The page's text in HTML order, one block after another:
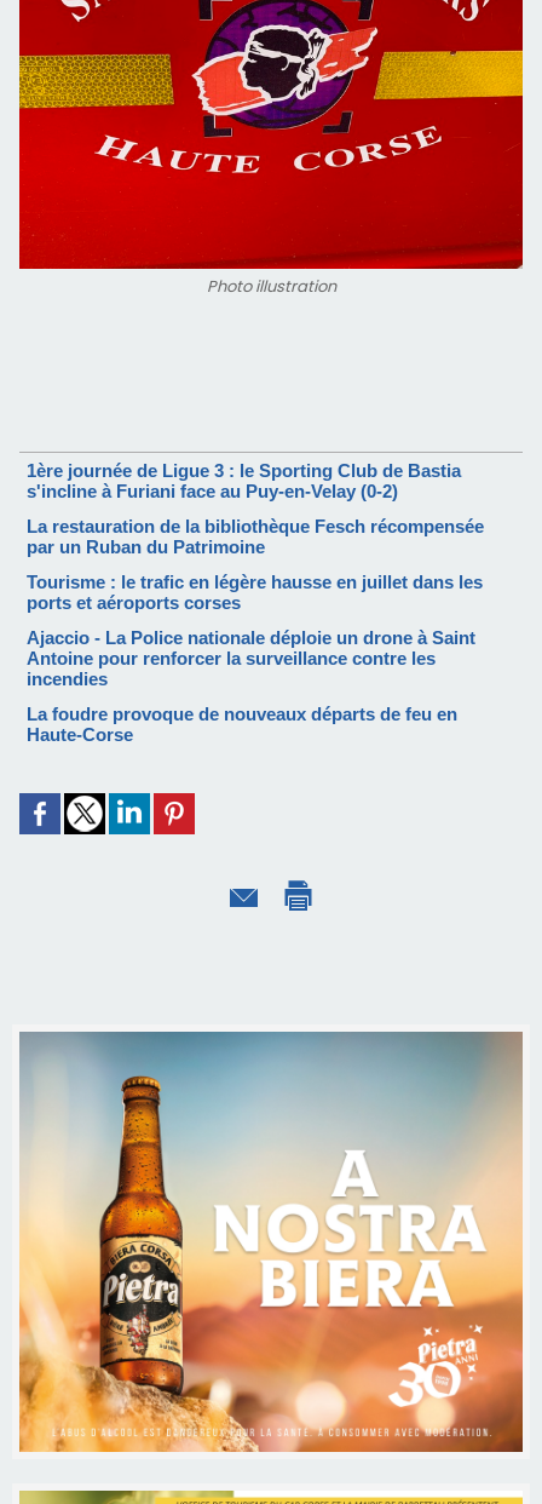
Photo illustration
1ère journée de Ligue 3 : le Sporting Club de Bastia
s'incline à Furiani face au Puy-en-Velay (0-2)
La restauration de la bibliothèque Fesch récompensée
par un Ruban du Patrimoine
Tourisme : le trafic en légère hausse en juillet dans les
ports et aéroports corses
Ajaccio - La Police nationale déploie un drone à Saint
Antoine pour renforcer la surveillance contre les
incendies
La foudre provoque de nouveaux départs de feu en
Haute-Corse